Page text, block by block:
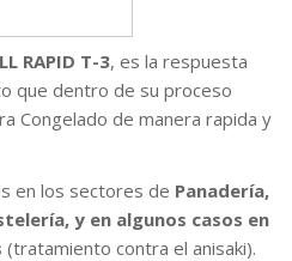
RAPID T-3, es la respuesta
que dentro de su proceso
Congelado de manera rapida y
en los sectores de Panadería,
y en algunos casos en
(tratamiento contra el anisaki).